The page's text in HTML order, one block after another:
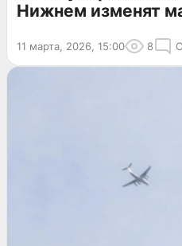
Нижнем изменят
11 марта, 2026, 15:00 8